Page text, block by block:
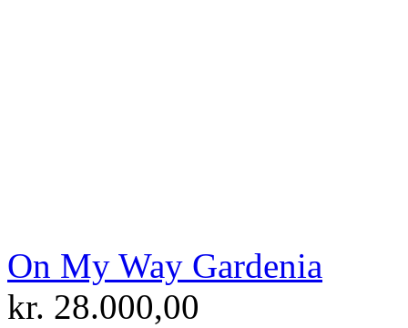
On My Way Gardenia
kr. 28.000,00